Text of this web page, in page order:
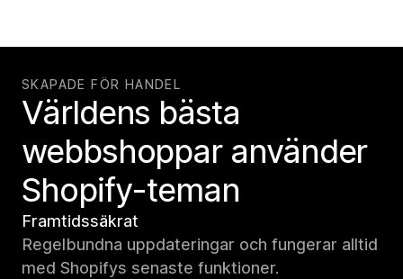
SKAPADE FÖR HANDEL
Världens bästa
webbshoppar använder
Shopify-teman
Framtidssäkrat
Regelbundna uppdateringar och fungerar alltid
med Shopifys senaste funktioner.